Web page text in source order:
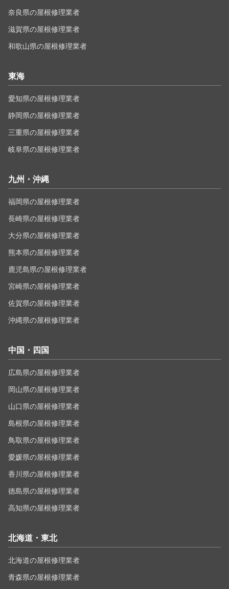
奈良県の屋根修理業者
滋賀県の屋根修理業者
和歌山県の屋根修理業者
東海
愛知県の屋根修理業者
静岡県の屋根修理業者
三重県の屋根修理業者
岐阜県の屋根修理業者
九州・沖縄
福岡県の屋根修理業者
長崎県の屋根修理業者
大分県の屋根修理業者
熊本県の屋根修理業者
鹿児島県の屋根修理業者
宮崎県の屋根修理業者
佐賀県の屋根修理業者
沖縄県の屋根修理業者
中国・四国
広島県の屋根修理業者
岡山県の屋根修理業者
山口県の屋根修理業者
島根県の屋根修理業者
鳥取県の屋根修理業者
愛媛県の屋根修理業者
香川県の屋根修理業者
徳島県の屋根修理業者
高知県の屋根修理業者
北海道・東北
北海道の屋根修理業者
青森県の屋根修理業者